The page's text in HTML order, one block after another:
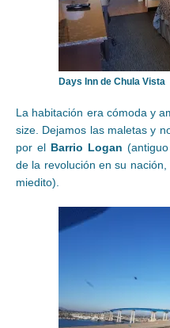
Days Inn de Chula Vista
La habitación era cómoda y
size. Dejamos las maletas y
por el Barrio Logan
de la revolución en su
miedito).